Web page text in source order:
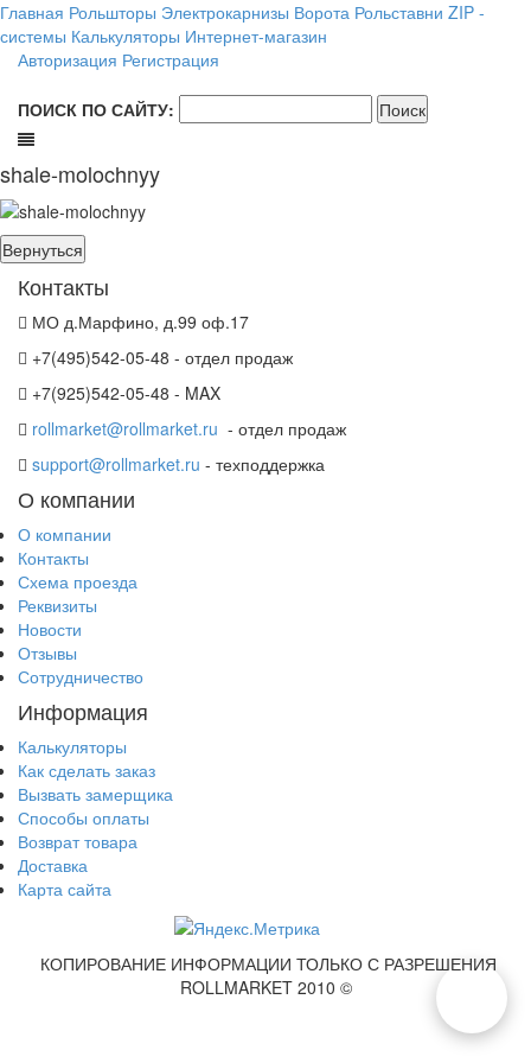
Главная Рольшторы Электрокарнизы Ворота Рольставни ZIP -
системы Калькуляторы Интернет-магазин
Авторизация Регистрация
ПОИСК ПО САЙТУ:
shale-molochnyy
Контакты
МО д.Марфино, д.99 оф.17
+7(495)542-05-48 - отдел продаж
+7(925)542-05-48 - MAX
rollmarket@rollmarket.ru - отдел продаж
support@rollmarket.ru - техподдержка
О компании
О компании
Контакты
Схема проезда
Реквизиты
Новости
Отзывы
Сотрудничество
Информация
Калькуляторы
Как сделать заказ
Вызвать замерщика
Способы оплаты
Возврат товара
Доставка
Карта сайта
КОПИРОВАНИЕ ИНФОРМАЦИИ ТОЛЬКО С РАЗРЕШЕНИЯ
ROLLMARKET 2010 ©